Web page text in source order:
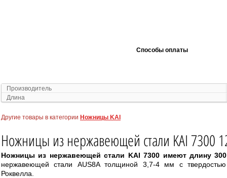
Способы оплаты
Производитель
Длина
Другие товары в категории Ножницы KAI
Ножницы из нержавеющей стали KAI 7300
Ножницы из нержавеющей стали KAI 7300 имеют длину
нержавеющей стали AUS8A толщиной 3,7-4 мм с
Роквелла.